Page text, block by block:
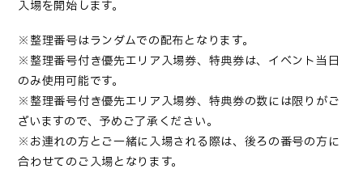
入場を開始します。
※整理番号はランダムでの配布となります。
※整理番号付き優先エリア入場券、特典券は、イベント当日
のみ使用可能です。
※整理番号付き優先エリア入場券、特典券の数には限りがご
ざいますので、予めご了承ください。
※お連れの方とご一緒に入場される際は、後ろの番号の方に
合わせてのご入場となります。